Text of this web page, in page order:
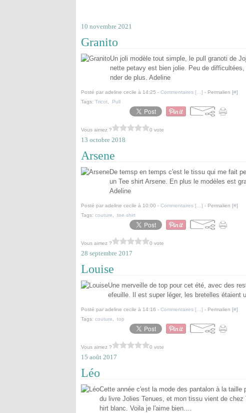
10 novembre 2021
Granito
Un joli modèle tout simple, le pull granoti de
nette petavy est bien jolie. Peu de
nder de plus. Adeline
Posté par adeline cecile à 14:25 - Commentaires [ ] - Permalien [#]
Tags: Tricot Pull
Vous aimez ? 0 vote
13 octobre 2018
Arsene
De temsp en temps c'est le tissu qui me fait
un Tee shirt Arsene. En plus le modèles est
Adeline
Posté par adeline cecile à 10:00 - Commentaires [ ] - Permalien [#]
Tags: couture tee shirt
Vous aimez ? 0 vote
28 septembre 2017
Louise
Une merveille de top pour cet été, avec des
efeuille. Il est super léger, les bretelles étaient
Posté par adeline cecile à 14:16 - Commentaires [ ] - Permalien [#]
Tags: couture top
Vous aimez ? 0 vote
15 août 2017
Léo
Cette année c'est la mode des pantalon à la
du livre Jolies Tenues, et mon tissu vient de
hirt blanc. Voila je l'aime bien....